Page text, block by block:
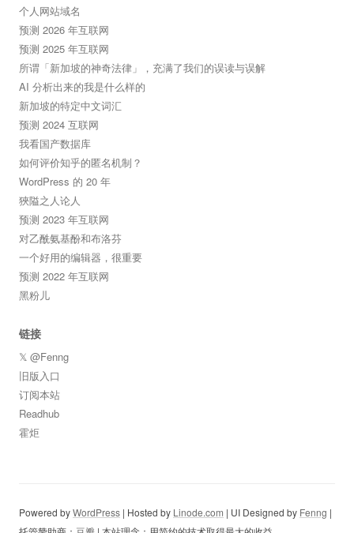
个人网站域名
预测 2026 年互联网
预测 2025 年互联网
所谓「新加坡的神奇法律」，充满了我们的误读与误解
AI 分析出来的我是什么样的
新加坡的特定中文词汇
预测 2024 互联网
我看国产数据库
如何评价知乎的匿名机制？
WordPress 的 20 年
狹隘之人论人
预测 2023 年互联网
对乙酰氨基酚和布洛芬
一个好用的编辑器，很重要
预测 2022 年互联网
黑粉儿
链接
𝕏 @Fenng
旧版入口
订阅本站
Readhub
霍炬
Powered byWordPress | Hosted by Linode.com | UI Designed by Fenng |